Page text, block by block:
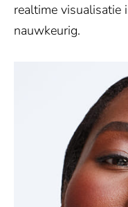
realtime visualisatie
nauwkeurig.